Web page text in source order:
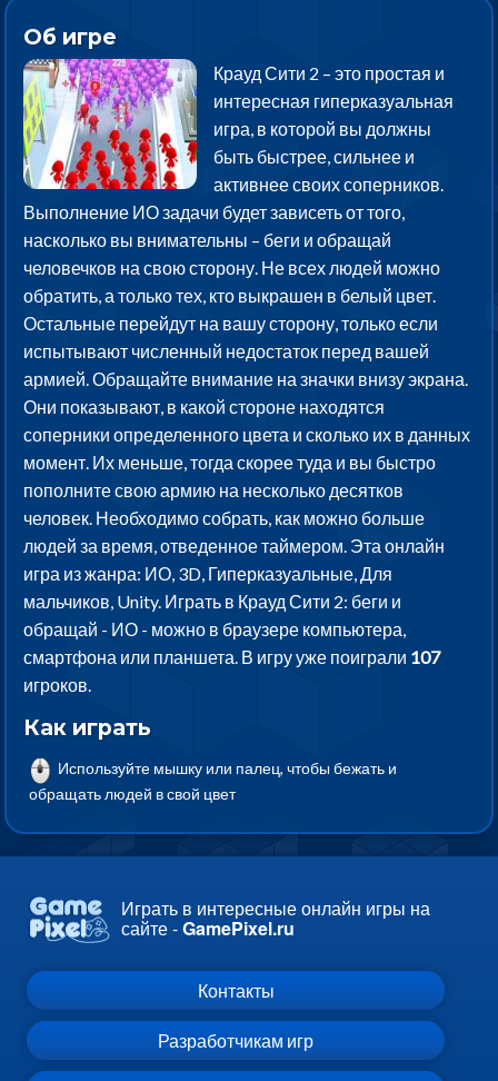
Об игре
Крауд Сити 2 – это простая и
интересная гиперказуальная
игра, в которой вы должны
быть быстрее, сильнее и
активнее своих соперников.
Выполнение ИО задачи будет зависеть от того,
насколько вы внимательны – беги и обращай
человечков на свою сторону. Не всех людей можно
обратить, а только тех, кто выкрашен в белый цвет.
Остальные перейдут на вашу сторону, только если
испытывают численный недостаток перед вашей
армией. Обращайте внимание на значки внизу экрана.
Они показывают, в какой стороне находятся
соперники определенного цвета и сколько их в данных
момент. Их меньше, тогда скорее туда и вы быстро
пополните свою армию на несколько десятков
человек. Необходимо собрать, как можно больше
людей за время, отведенное таймером. Эта онлайн
игра из жанра: ИО, 3D, Гиперказуальные, Для
мальчиков, Unity. Играть в Крауд Сити 2: беги и
обращай - ИО - можно в браузере компьютера,
смартфона или планшета. В игру уже поиграли 107
игроков.
Как играть
Используйте мышку или палец, чтобы бежать и
обращать людей в свой цвет
Играть в интересные онлайн игры на
сайте -GamePixel.ru
Контакты
Разработчикам игр